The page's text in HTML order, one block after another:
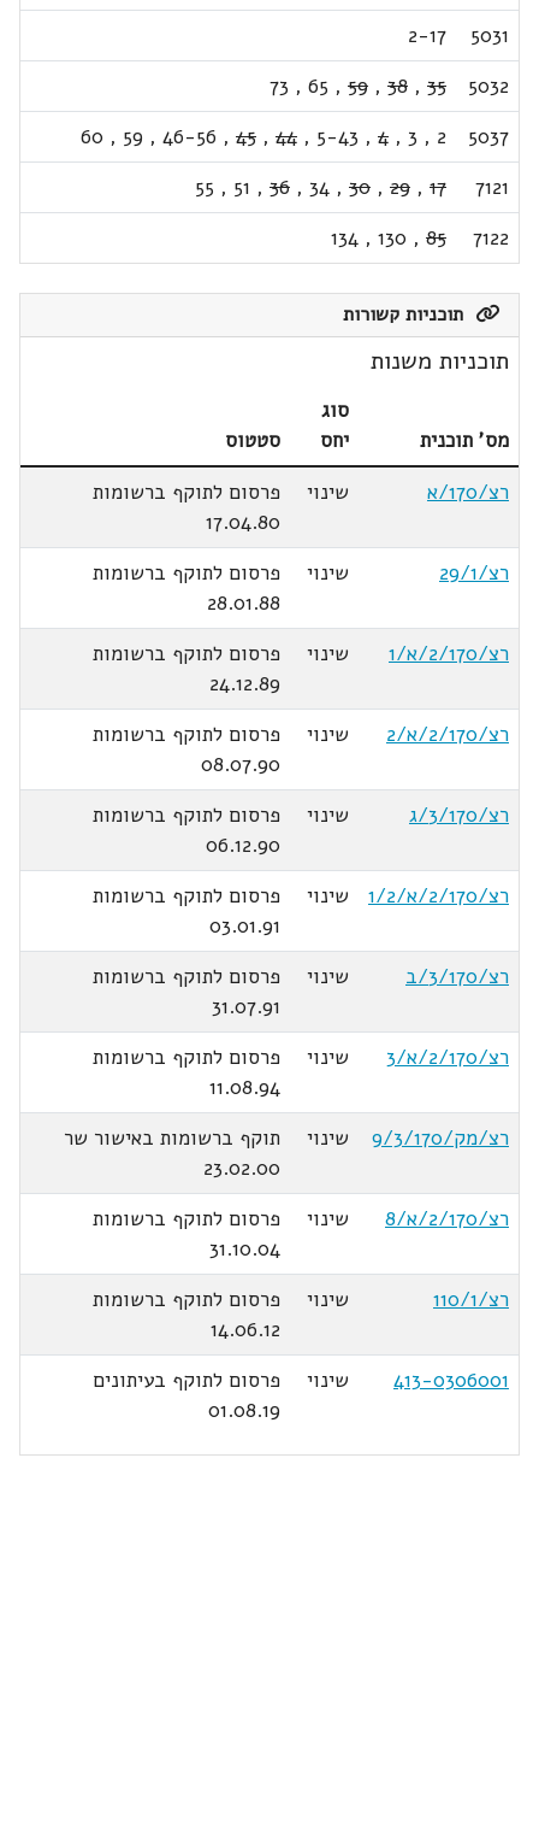
5031
2-17
5032
35
,
38
,
59
,
65
,
73
5037
2
,
3
,
4
,
5-43
,
44
,
45
,
46-56
,
59
,
60
7121
17
,
29
,
30
,
34
,
36
,
51
,
55
7122
85
,
130
,
134
תוכניות קשורות
תוכניות משנות
מס' תוכנית
סוג
יחס
סטטוס
רצ/170/א
שינוי
פרסום לתוקף ברשומות
17.04.80
רצ/29/1
שינוי
פרסום לתוקף ברשומות
28.01.88
רצ/2/170/א/1
שינוי
פרסום לתוקף ברשומות
24.12.89
רצ/2/170/א/2
שינוי
פרסום לתוקף ברשומות
08.07.90
רצ/3/170/ג
שינוי
פרסום לתוקף ברשומות
06.12.90
רצ/2/170/א/1/2
שינוי
פרסום לתוקף ברשומות
03.01.91
רצ/3/170/ב
שינוי
פרסום לתוקף ברשומות
31.07.91
רצ/2/170/א/3
שינוי
פרסום לתוקף ברשומות
11.08.94
רצ/מק/9/3/170
שינוי
תוקף ברשומות באישור שר
23.02.00
רצ/2/170/א/8
שינוי
פרסום לתוקף ברשומות
31.10.04
רצ/110/1
שינוי
פרסום לתוקף ברשומות
14.06.12
413-0306001
שינוי
פרסום לתוקף בעיתונים
01.08.19